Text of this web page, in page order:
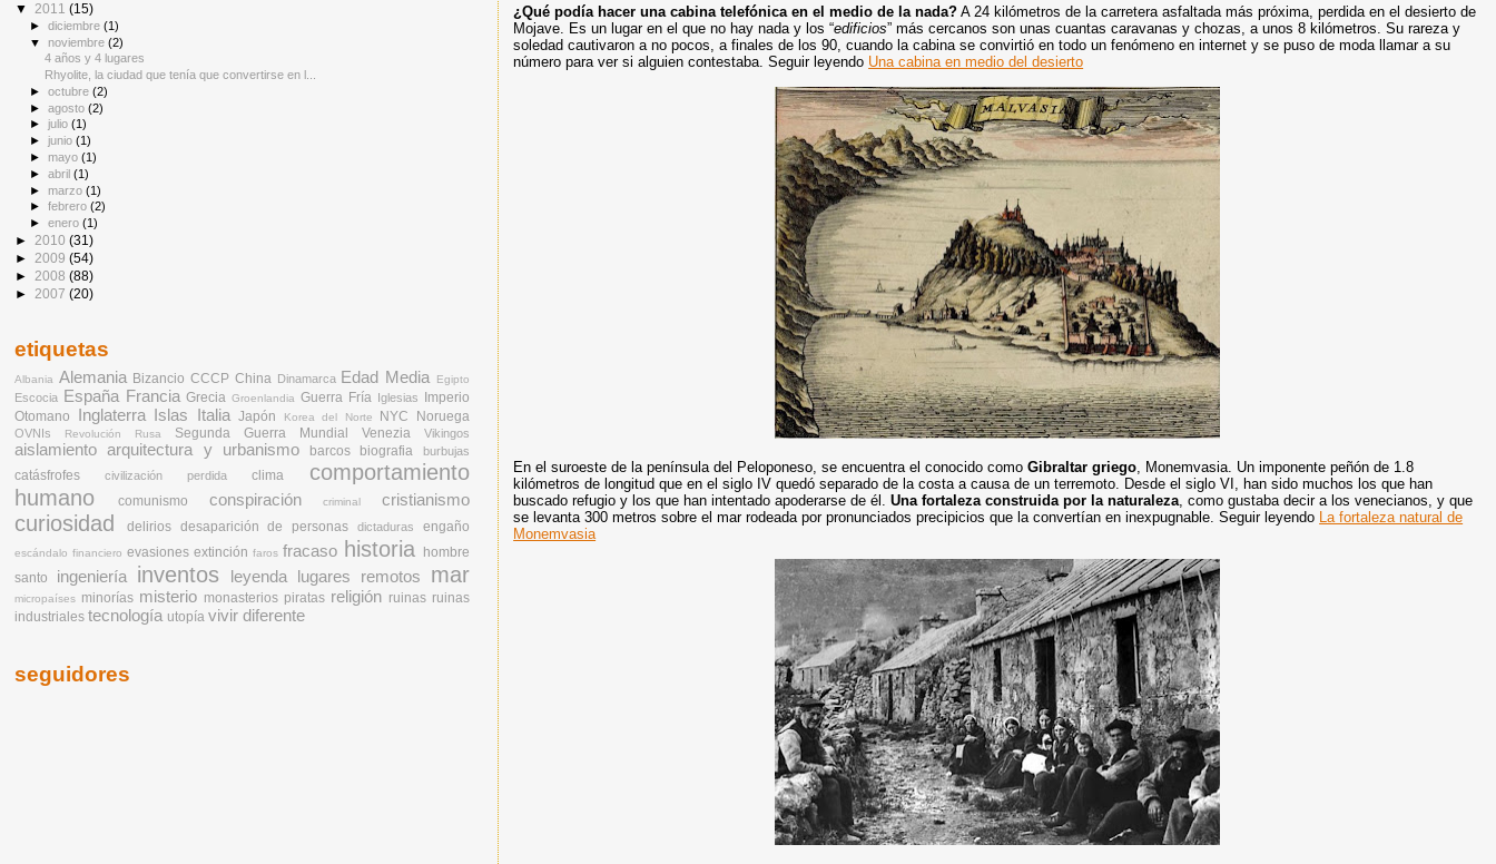
¿Qué podía hacer una cabina telefónica en el medio de la nada? A 24 kilómetros de la carretera asfaltada más próxima, perdida en el desierto de
Mojave. Es un lugar en el que no hay nada y los “edificios” más cercanos son unas cuantas caravanas y chozas, a unos 8 kilómetros. Su rareza y
soledad cautivaron a no pocos, a finales de los 90, cuando la cabina se convirtió en todo un fenómeno en internet y se puso de moda llamar a su
número para ver si alguien contestaba. Seguir leyendo Una cabina en medio del desierto
En el suroeste de la península del Peloponeso, se encuentra el conocido comoGibraltar griego, Monemvasia. Un imponente peñón de 1.8
kilómetros de longitud que en el siglo IV quedó separado de la costa a causa de un terremoto. Desde el siglo VI, han sido muchos los que han
buscado refugio y los que han intentado apoderarse de él.Una fortaleza construida por la naturaleza, como gustaba decir a los venecianos, y que
se levanta 300 metros sobre el mar rodeada por pronunciados precipicios que la convertían en inexpugnable. Seguir leyendo La fortaleza natural de
Monemvasia
▼ 2011 (15)
►diciembre(1)
▼ noviembre(2)
4 años y 4 lugares
Rhyolite, la ciudad que tenía que convertirse en l...
►octubre(2)
►agosto(2)
►julio(1)
►junio(1)
► mayo(1)
►abril(1)
► marzo(1)
►febrero(2)
►enero(1)
► 2010 (31)
► 2009 (54)
► 2008 (88)
► 2007 (20)
etiquetas
Albania Alemania Bizancio CCCP China Dinamarca Edad Media Egipto
Escocia España Francia Grecia Groenlandia Guerra Fría Iglesias
Imperio
Otomano
Inglaterra Islas Italia Japón Korea del Norte NYC Noruega
OVNIs Revolución Rusa Segunda Guerra Mundial Venezia Vikingos
aislamiento arquitectura y urbanismo barcos biografia burbujas
catásfrofes civilización perdida clima
comportamiento
humano
comunismo conspiración criminal cristianismo
curiosidad delirios desaparición de personas dictaduras engaño
escándalo financiero evasiones extinción faros fracaso historia
hombre
santo
ingeniería inventos leyenda lugares remotos mar
micropaíses minorías misterio monasterios piratas religión ruinas ruinas
industriales tecnología utopía vivir diferente
seguidores